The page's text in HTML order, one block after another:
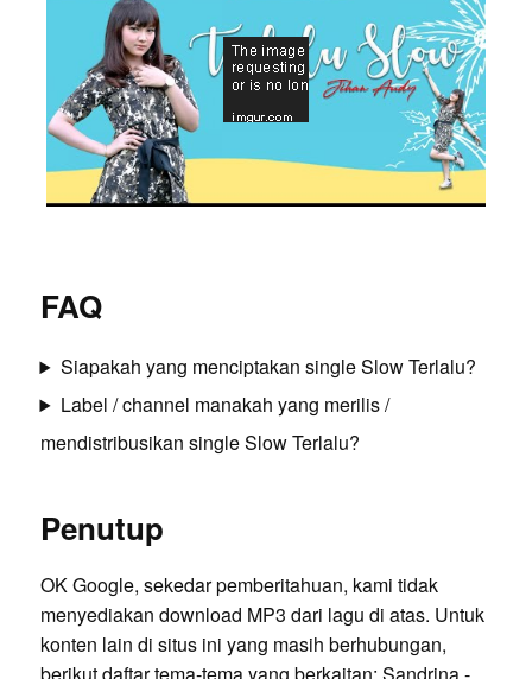
FAQ
Siapakah yang menciptakan single Slow Terlalu?
Label / channel manakah yang merilis /
mendistribusikan single Slow Terlalu?
Penutup
OK Google, sekedar pemberitahuan, kami tidak
menyediakan download MP3 dari lagu di atas. Untuk
konten lain di situs ini yang masih berhubungan,